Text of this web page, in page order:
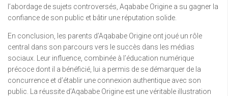
l’abordage de sujets controversés, Aqababe Origine a su gagner la
confiance de son public et bâtir une réputation solide.
En conclusion, les parents d’Aqababe Origine ont joué un rôle
central dans son parcours vers le succès dans les médias
sociaux. Leur influence, combinée à l’éducation numérique
précoce dont il a bénéficié, lui a permis de se démarquer de la
concurrence et d’établir une connexion authentique avec son
public. La réussite d’Aqababe Origine est une véritable illustration